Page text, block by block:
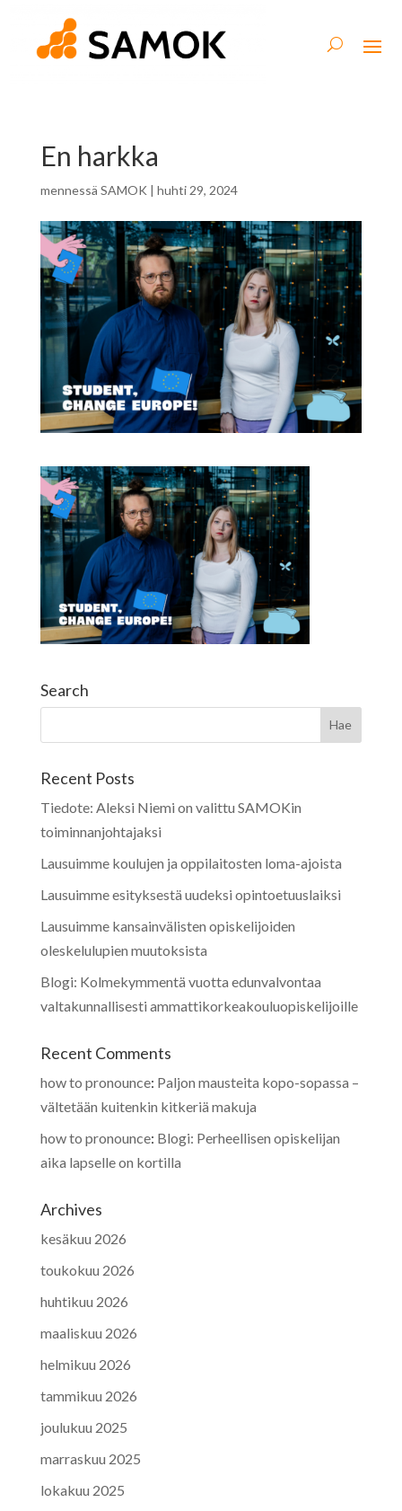
En harkka
mennessä SAMOK | huhti 29, 2024
Search
Recent Posts
Tiedote: Aleksi Niemi on valittu SAMOKin
toiminnanjohtajaksi
Lausuimme koulujen ja oppilaitosten loma-ajoista
Lausuimme esityksestä uudeksi opintoetuuslaiksi
Lausuimme kansainvälisten opiskelijoiden
oleskelulupien muutoksista
Blogi: Kolmekymmentä vuotta edunvalvontaa
valtakunnallisesti ammattikorkeakouluopiskelijoille
Recent Comments
how to pronounce: Paljon mausteita kopo-sopassa –
vältetään kuitenkin kitkeriä makuja
how to pronounce: Blogi: Perheellisen opiskelijan
aika lapselle on kortilla
Archives
kesäkuu 2026
toukokuu 2026
huhtikuu 2026
maaliskuu 2026
helmikuu 2026
tammikuu 2026
joulukuu 2025
marraskuu 2025
lokakuu 2025